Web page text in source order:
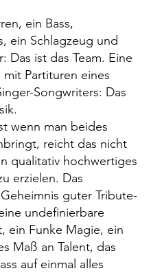
ein Bass,
ein Schlagzeug und
Das ist das Team. Eine
mit Partituren eines
Songwriters: Das
wenn man beides
reicht das nicht
qualitativ hochwertiges
erzielen. Das
guter Tribute-
undefinierbare
ein Funke Magie, ein
Maß an Talent, das
auf einmal alles